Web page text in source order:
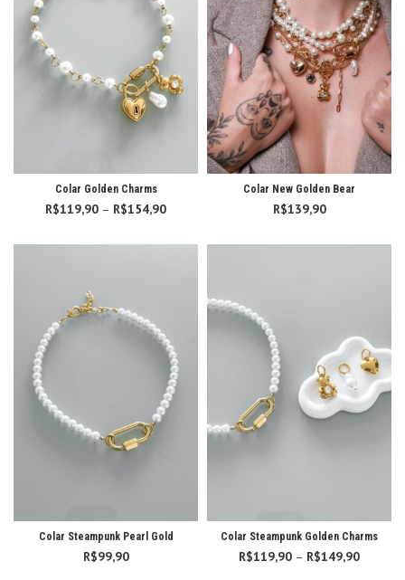
Colar Golden Charms
R$119,90 – R$154,90
R$119,90
Colar New Golden Bear
R$139,90
Colar Steampunk Pearl Gold
R$99,90
Colar Steampunk Golden Charms
R$119,90 – R$149,90